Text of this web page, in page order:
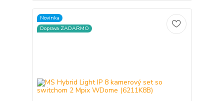
Novinka
Doprava ZADARMO